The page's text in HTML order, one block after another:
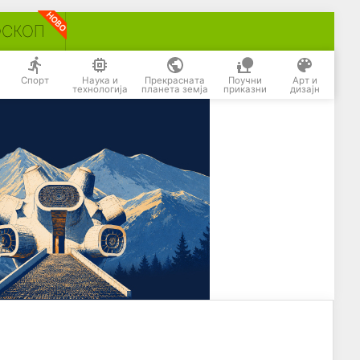
Спорт Наука и
технологија
Прекрасната
планета земја
Поучни
приказни
Арт и
дизајн